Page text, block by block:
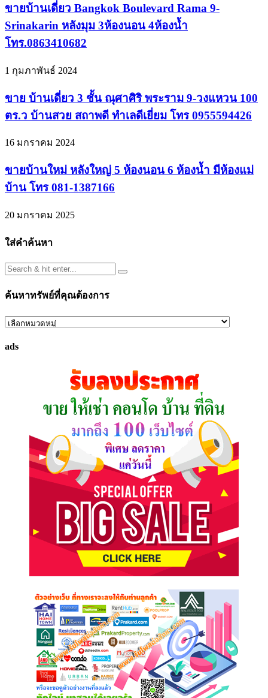
ขายบ้านเดี่ยว Bangkok Boulevard Rama 9-
Srinakarin หลังมุม 3ห้องนอน 4ห้องน้ำ
โทร.0863410682
1 กุมภาพันธ์ 2024
ขาย บ้านเดี่ยว 3 ชั้น ณุศาศิริ พระราม 9-วงแหวน 100
ตร.ว บ้านสวย สถาพดี ทำเลดีเยี่ยม โทร 0955594426
16 มกราคม 2024
ขายบ้านใหม่ หลังใหญ่ 5 ห้องนอน 6 ห้องน้ำ มีห้องแม่
บ้าน โทร 081-1387166
20 มกราคม 2025
ใส่คำค้นหา
ค้นหาทรัพย์ที่คุณต้องการ
ค้นหา
ที่
ads